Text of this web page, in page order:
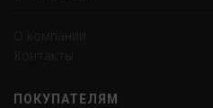
ПОКУПАТЕЛЯМ